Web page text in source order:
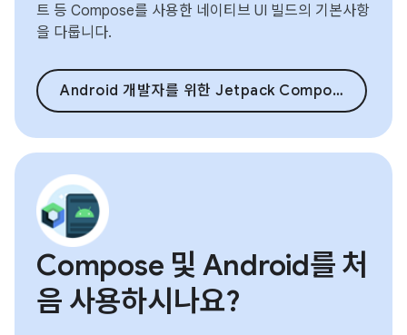
트 등 Compose를 사용한 네이티브 UI 빌드의 기본사항
을 다룹니다.
Android 개발자를 위한 Jetpack Compose
Compose 및 Android를 처
음 사용하시나요?